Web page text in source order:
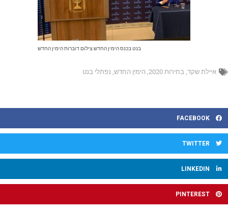
בנט בכנס הימין החדש.צילום דוברות הימין החדש
איילת שקד,בחירות 2020 ,הימין החדש,נפתלי בנט
FACEBOOK
TWITTER
LINKEDIN
PINTEREST